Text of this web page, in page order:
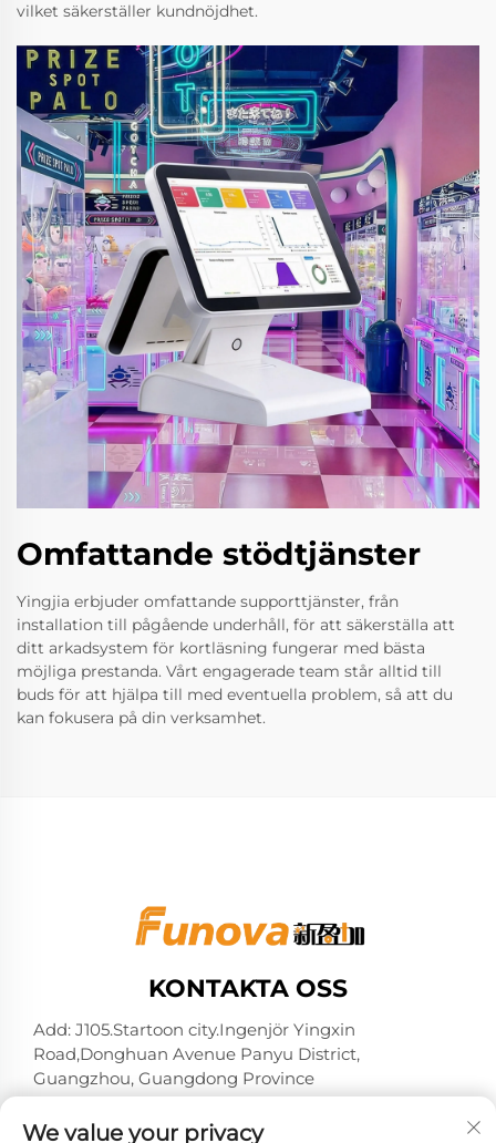
vilket säkerställer kundnöjdhet.
Omfattande stödtjänster
Yingjia erbjuder omfattande supporttjänster, från
installation till pågående underhåll, för att säkerställa att
ditt arkadsystem för kortläsning fungerar med bästa
möjliga prestanda. Vårt engagerade team står alltid till
buds för att hjälpa till med eventuella problem, så att du
kan fokusera på din verksamhet.
KONTAKTA OSS
Add: J105.Startoon city.Ingenjör Yingxin
Road,Donghuan Avenue Panyu District,
Guangzhou, Guangdong Province
We value your privacy